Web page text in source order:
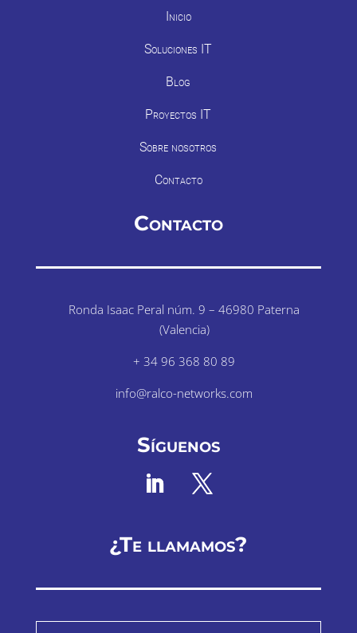
Inicio
Soluciones IT
Blog
Proyectos IT
Sobre nosotros
Contacto
Contacto
Ronda Isaac Peral núm. 9 – 46980 Paterna
(Valencia)
+ 34 96 368 80 89
info@ralco-networks.com
Síguenos
¿Te llamamos?